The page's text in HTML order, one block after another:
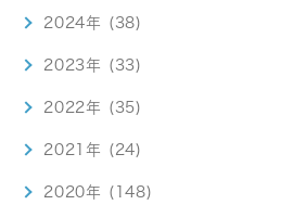
2024年 (38)
2023年 (33)
2022年 (35)
2021年 (24)
2020年 (148)